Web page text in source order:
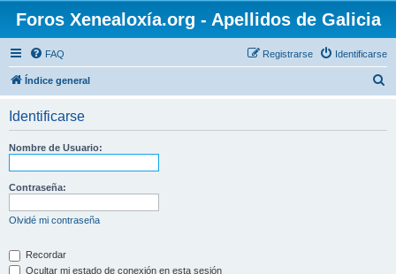
Foros Xenealoxía.org - Apellidos de Galicia
FAQ Identificarse
Registrarse
Índice general
Identificarse
Nombre de Usuario:
Contraseña:
Olvidé mi contraseña
Recordar
Ocultar mi estado de conexión en esta sesión